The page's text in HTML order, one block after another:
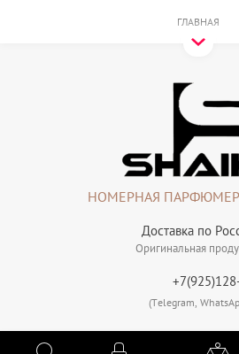
ГЛАВНАЯ
Доставка по
Оригинальная
НОМЕРНАЯ
(Telegram,